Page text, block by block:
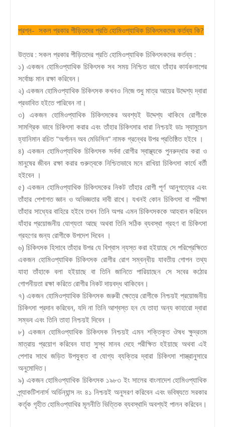
প্রশ্ন- সকল প্রকার পীড়িতদের প্রতি হোমিওপ্যাথিক চিকিৎসকদের কর্তব্য কি?
উত্তর : সকল প্রকার পীড়িতদের প্রতি হোমিওপ্যাথিক চিকিৎসকদের কর্তব্য :
১) একজন হোমিওপ্যাথিক চিকিৎসক সব সময় নিশ্চিত ভাবে তাঁহার কার্যকলাপের
সর্বোচ্চ মান রক্ষা করিবেন।
২) একজন হোমিওপ্যাথিক চিকিৎসক কখনও নিজে শুধু মাত্র আয়ের উদ্দেশ্য দ্বারা
প্রভাবিত হইতে পারিবেন না।
৩) একজন হোমিওপ্যাথিক চিকিৎসকের অবশ্যই উদ্দেশ্য থাকিবে রোগীকে
সামগ্রিক ভাবে চিকিৎসা করার এবং তাঁহার চিকিৎসার ধারা নিশ্চয়ই ডাঃ স্যামুয়েল
হ্যানিমান রচিত "অর্গানন অব মেডিসিন” নামক গ্রন্থের উপর প্রতিষ্ঠিত হইবে ।
৪) একজন হোমিওপ্যাথিক চিকিৎসক সর্বদা রোগীর স্বাস্থ্যকে পুনরুদ্ধার করা ও
মানুষের জীবন রক্ষা করার গুরুত্বকে নিশ্চিতভাবে মনে রাখিয়া চিকিৎসা কার্যে বর্তী
হইবেন ।
৫) একজন হোমিওপ্যাথিক চিকিৎসকের নিকট তাঁহার রোগী পূর্ণ আনুগত্যের এবং
তাঁহার পেশাগত জ্ঞান ও অভিজ্ঞতার দাবী রাখে। যখনই কোন চিকিৎসা বা পরীক্ষা
তাঁহার সাধ্যের বাহিরে হইবে তখন তিনি অপর এমন চিকিৎসককে আহবান করিবেন
যাঁহার প্রয়োজনীয় যোগ্যতা আছে অথবা তিনি সঠিক ব্যবস্থা গ্রহণ বা চিকিৎসা
গ্রহণের জন্য রোগীকে উপদেশ দিবেন ।
৬) চিকিৎসক হিসাবে তাঁহার উপর যে বিশ্বাস ন্যস্ত করা হইয়াছে সে পরিপ্রেক্ষিতে
একজন হোমিওপ্যাথিক চিকিৎসক রোগীর রোগ সম্বন্ধীয় যাবতীয় গোপন তথ্য
যাহা তাঁহাকে বলা হইয়াছে বা তিনি জানিতে পারিয়াছেন সে সবের কঠোর
গোপনীয়তা রক্ষা করিতে রোগীর নিকট দায়বদ্ধ থাকিবেন।
৭) একজন হোমিওপ্যাথিক চিকিৎসক জরুরী ক্ষেত্রে রোগীকে নিশ্চয়ই প্রয়োজনীয়
চিকিৎসা প্রদান করিবেন, যদি না তিনি আশ্বস্ত হন যে তাহা অন্য কাহারো দ্বারা
সম্ভব এবং তিনি তাহা নিশ্চয়ই দিবেন ।
৮) একজন হোমিওপ্যাথিক চিকিৎসক নিশ্চয়ই এমন শক্তিকৃত ঔষধ ক্ষুদ্রতম
মাত্রায় প্রয়োগ করিবেন যাহা সুস্থ মানব দেহে পরীক্ষিত হইয়াছে অথবা এই
পেশার সাথে জড়িত উপযুক্ত বা যোগ্য ব্যক্তির দ্বারা চিকিৎসা শাস্ত্রানুসারে
অনুমোদিত।
৯) একজন হোমিওপ্যাথিক চিকিৎসক ১৯৮৩ ইং সালের বাংলাদেশ হোমিওপ্যাথিক
প্র্যাকটিশনার্স অর্ডিন্যান্স নং ৪১ নিশ্চয়ই অনুসরণ করিবেন এবং ভবিষ্যতে সরকার
কর্তৃক গৃহীত হোমিওপ্যাথির মূলনীতি ভিত্তিক ব্যবস্থাদি অবশ্যই পালন করিবেন।